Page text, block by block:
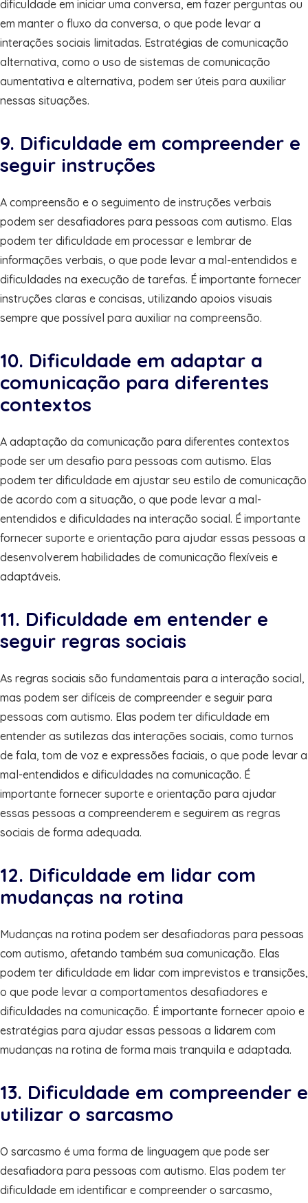
dificuldade em iniciar uma conversa, em fazer perguntas ou
em manter o fluxo da conversa, o que pode levar a
interações sociais limitadas. Estratégias de comunicação
alternativa, como o uso de sistemas de comunicação
aumentativa e alternativa, podem ser úteis para auxiliar
nessas situações.
9. Dificuldade em compreender e
seguir instruções
A compreensão e o seguimento de instruções verbais
podem ser desafiadores para pessoas com autismo. Elas
podem ter dificuldade em processar e lembrar de
informações verbais, o que pode levar a mal-entendidos e
dificuldades na execução de tarefas. É importante fornecer
instruções claras e concisas, utilizando apoios visuais
sempre que possível para auxiliar na compreensão.
10. Dificuldade em adaptar a
comunicação para diferentes
contextos
A adaptação da comunicação para diferentes contextos
pode ser um desafio para pessoas com autismo. Elas
podem ter dificuldade em ajustar seu estilo de comunicação
de acordo com a situação, o que pode levar a mal-
entendidos e dificuldades na interação social. É importante
fornecer suporte e orientação para ajudar essas pessoas a
desenvolverem habilidades de comunicação flexíveis e
adaptáveis.
11. Dificuldade em entender e
seguir regras sociais
As regras sociais são fundamentais para a interação social,
mas podem ser difíceis de compreender e seguir para
pessoas com autismo. Elas podem ter dificuldade em
entender as sutilezas das interações sociais, como turnos
de fala, tom de voz e expressões faciais, o que pode levar a
mal-entendidos e dificuldades na comunicação. É
importante fornecer suporte e orientação para ajudar
essas pessoas a compreenderem e seguirem as regras
sociais de forma adequada.
12. Dificuldade em lidar com
mudanças na rotina
Mudanças na rotina podem ser desafiadoras para pessoas
com autismo, afetando também sua comunicação. Elas
podem ter dificuldade em lidar com imprevistos e transições,
o que pode levar a comportamentos desafiadores e
dificuldades na comunicação. É importante fornecer apoio e
estratégias para ajudar essas pessoas a lidarem com
mudanças na rotina de forma mais tranquila e adaptada.
13. Dificuldade em compreender e
utilizar o sarcasmo
O sarcasmo é uma forma de linguagem que pode ser
desafiadora para pessoas com autismo. Elas podem ter
dificuldade em identificar e compreender o sarcasmo,